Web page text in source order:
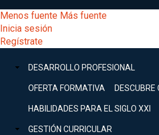
al
contenido
principal
[Educarchile
Escritorio]
Menos fuente Más fuente
Inicia sesión
Regístrate
Menú
principal
DESARROLLO PROFESIONAL
OFERTA FORMATIVA
HABILIDADES PARA EL SIGLO XXI
GESTIÓN CURRICULAR
Buscar
Menú
principal
DESARROLLO
Expand
GESTIÓN
Expand
COMUNIDAD